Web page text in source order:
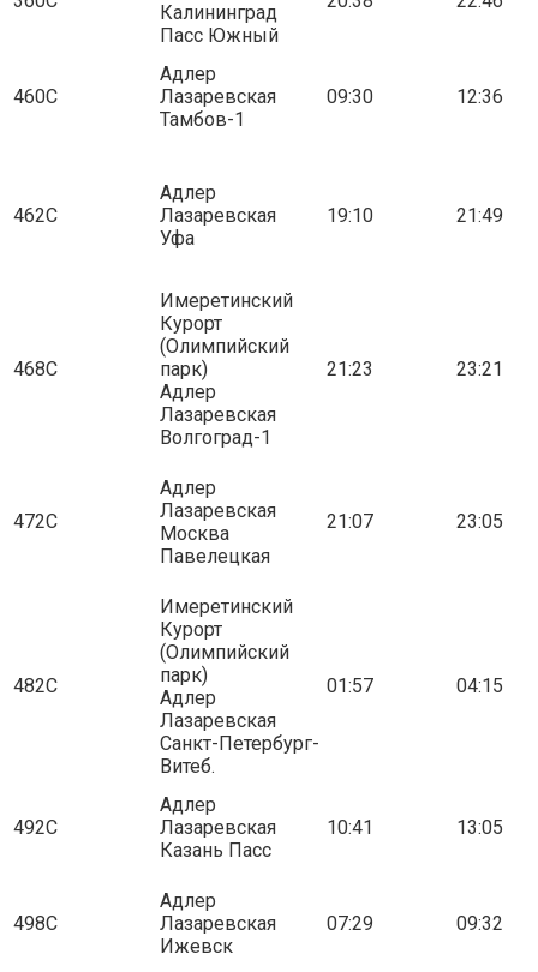
Калининград
Пасс Южный
460С
Адлер
Лазаревская
Тамбов-1
09:30 12:36
462С
Адлер
Лазаревская
Уфа
19:10 21:49
468С
Имеретинский
Курорт
(Олимпийский
парк)
Адлер
Лазаревская
Волгоград-1
21:23 23:21
472С
Адлер
Лазаревская
Москва
Павелецкая
21:07 23:05
482С
Имеретинский
Курорт
(Олимпийский
парк)
Адлер
Лазаревская
Санкт-Петербург-
Витеб.
01:57 04:15
492С
Адлер
Лазаревская
Казань Пасс
10:41 13:05
498С
Адлер
Лазаревская
Ижевск
07:29 09:32